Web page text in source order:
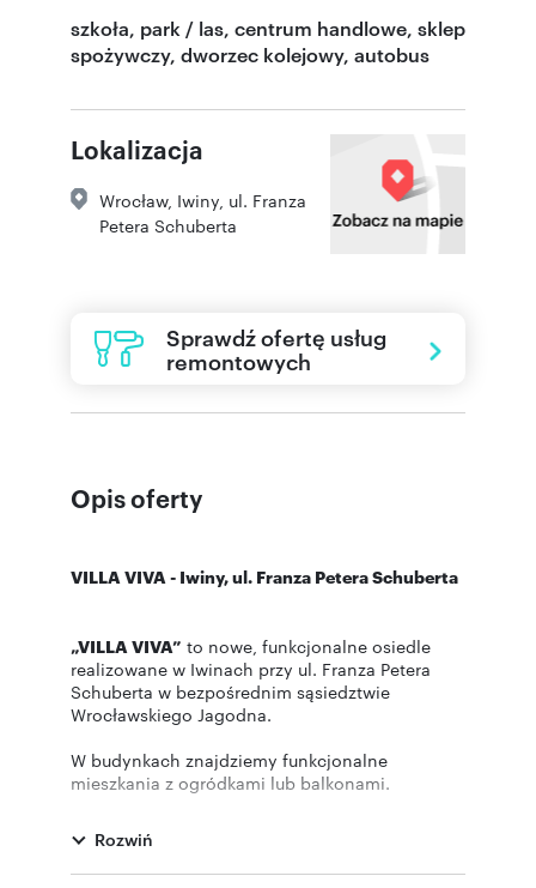
szkoła, park / las, centrum handlowe, sklep
spożywczy, dworzec kolejowy, autobus
Lokalizacja
Wrocław, Iwiny ul. Franza
Petera Schuberta
Sprawdź ofertę usług
remontowych
Opis oferty
VILLA VIVA - Iwiny, ul. Franza Petera Schuberta
„VILLA VIVA” to nowe, funkcjonalne osiedle
realizowane w Iwinach przy ul. Franza Petera
Schuberta w bezpośrednim sąsiedztwie
Wrocławskiego Jagodna.
W budynkach znajdziemy funkcjonalne
mieszkania z ogródkami lub balkonami.
komunikację z centrum miasta którą umożliwia
linia kolejowa IWINY.
Rozwiń